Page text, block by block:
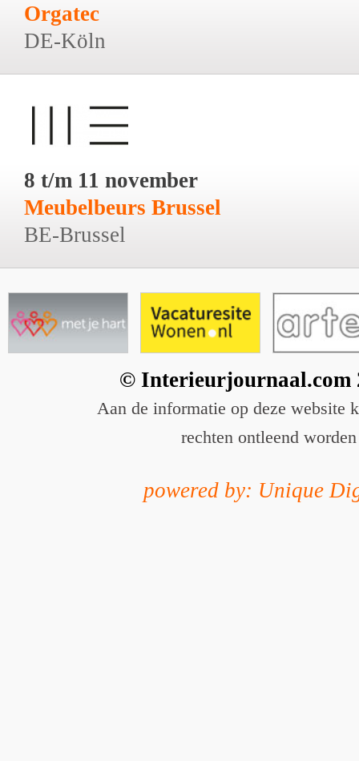
Orgatec
DE-Köln
8 t/m 11 november
Meubelbeurs Brussel
BE-Brussel
© Interieurjournaal.com
Aan de informatie op deze website
rechten ontleend worden
powered by: Unique